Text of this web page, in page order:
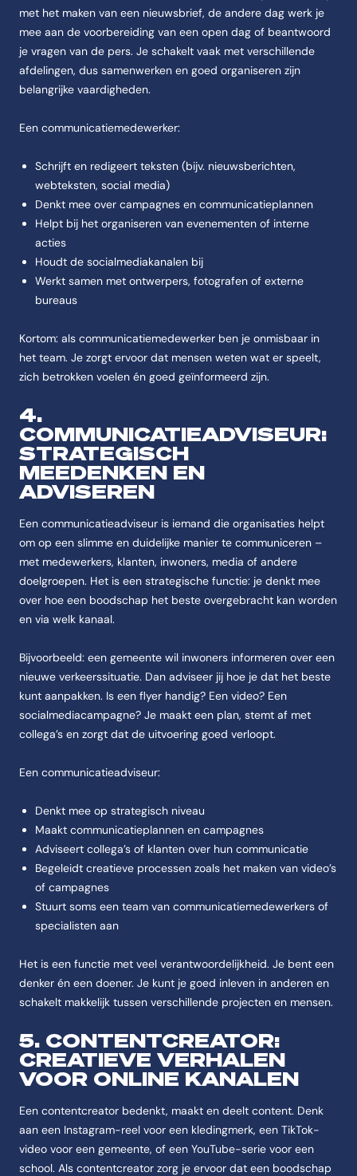
met het maken van een nieuwsbrief, de andere dag werk je
mee aan de voorbereiding van een open dag of beantwoord
je vragen van de pers. Je schakelt vaak met verschillende
afdelingen, dus samenwerken en goed organiseren zijn
belangrijke vaardigheden.
Een communicatiemedewerker:
Schrijft en redigeert teksten (bijv. nieuwsberichten,
webteksten, social media)
Denkt mee over campagnes en communicatieplannen
Helpt bij het organiseren van evenementen of interne
acties
Houdt de socialmediakanalen bij
Werkt samen met ontwerpers, fotografen of externe
bureaus
Kortom: als communicatiemedewerker ben je onmisbaar in
het team. Je zorgt ervoor dat mensen weten wat er speelt,
zich betrokken voelen én goed geïnformeerd zijn.
4.
COMMUNICATIEADVISEUR:
STRATEGISCH
MEEDENKEN EN
ADVISEREN
Een communicatieadviseur is iemand die organisaties helpt
om op een slimme en duidelijke manier te communiceren –
met medewerkers, klanten, inwoners, media of andere
doelgroepen. Het is een strategische functie: je denkt mee
over hoe een boodschap het beste overgebracht kan worden
en via welk kanaal.
Bijvoorbeeld: een gemeente wil inwoners informeren over een
nieuwe verkeerssituatie. Dan adviseer jij hoe je dat het beste
kunt aanpakken. Is een flyer handig? Een video? Een
socialmediacampagne? Je maakt een plan, stemt af met
collega’s en zorgt dat de uitvoering goed verloopt.
Een communicatieadviseur:
Denkt mee op strategisch niveau
Maakt communicatieplannen en campagnes
Adviseert collega’s of klanten over hun communicatie
Begeleidt creatieve processen zoals het maken van video’s
of campagnes
Stuurt soms een team van communicatiemedewerkers of
specialisten aan
Het is een functie met veel verantwoordelijkheid. Je bent een
denker én een doener. Je kunt je goed inleven in anderen en
schakelt makkelijk tussen verschillende projecten en mensen.
5. CONTENTCREATOR:
CREATIEVE VERHALEN
VOOR ONLINE KANALEN
Een contentcreator bedenkt, maakt en deelt content. Denk
aan een Instagram-reel voor een kledingmerk, een TikTok-
video voor een gemeente, of een YouTube-serie voor een
school. Als contentcreator zorg je ervoor dat een boodschap